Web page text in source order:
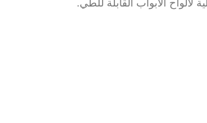
لألواح الأبواب القابلة للطي.